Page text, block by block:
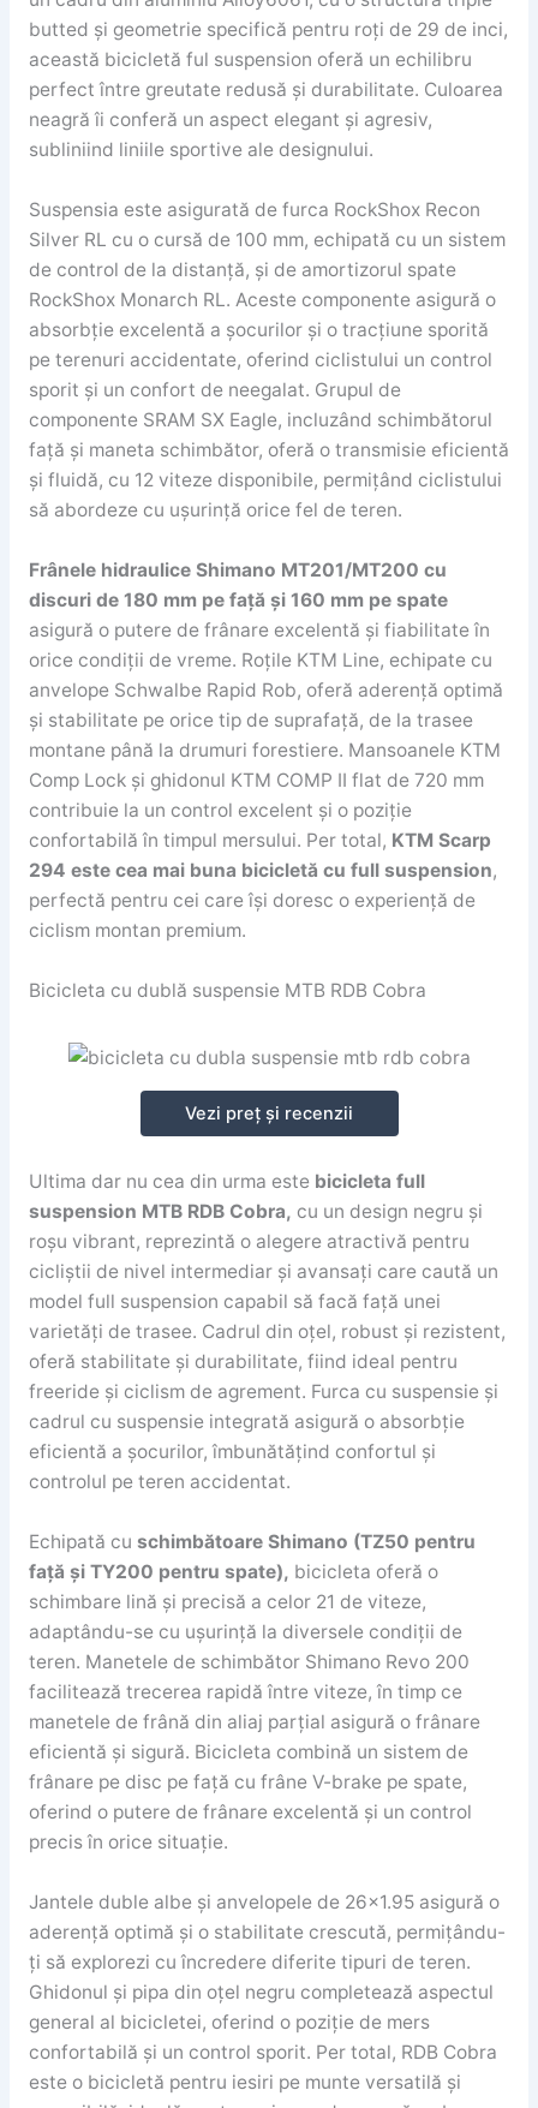
butted și geometrie specifică pentru roți de 29 de inci,
această bicicletă ful suspension oferă un echilibru
perfect între greutate redusă și durabilitate. Culoarea
neagră îi conferă un aspect elegant și agresiv,
subliniind liniile sportive ale designului.
Suspensia este asigurată de furca RockShox Recon
Silver RL cu o cursă de 100 mm, echipată cu un sistem
de control de la distanță, și de amortizorul spate
RockShox Monarch RL. Aceste componente asigură o
absorbție excelentă a șocurilor și o tracțiune sporită
pe terenuri accidentate, oferind ciclistului un control
sporit și un confort de neegalat. Grupul de
componente SRAM SX Eagle, incluzând schimbătorul
față și maneta schimbător, oferă o transmisie eficientă
și fluidă, cu 12 viteze disponibile, permițând ciclistului
să abordeze cu ușurință orice fel de teren.
Frânele hidraulice Shimano MT201/MT200 cu
discuri de 180 mm pe față și 160 mm pe spate
asigură o putere de frânare excelentă și fiabilitate în
orice condiții de vreme. Roțile KTM Line, echipate cu
anvelope Schwalbe Rapid Rob, oferă aderență optimă
și stabilitate pe orice tip de suprafață, de la trasee
montane până la drumuri forestiere. Mansoanele KTM
Comp Lock și ghidonul KTM COMP II flat de 720 mm
contribuie la un control excelent și o poziție
confortabilă în timpul mersului. Per total, KTM Scarp
294 este cea mai buna bicicletă cu full suspension,
perfectă pentru cei care își doresc o experiență de
ciclism montan premium.
Bicicleta cu dublă suspensie MTB RDB Cobra
Vezi preț și recenzii
Ultima dar nu cea din urma este bicicleta full
suspension MTB RDB Cobra, cu un design negru și
roșu vibrant, reprezintă o alegere atractivă pentru
cicliștii de nivel intermediar și avansați care caută un
model full suspension capabil să facă față unei
varietăți de trasee. Cadrul din oțel, robust și rezistent,
oferă stabilitate și durabilitate, fiind ideal pentru
freeride și ciclism de agrement. Furca cu suspensie și
cadrul cu suspensie integrată asigură o absorbție
eficientă a șocurilor, îmbunătățind confortul și
controlul pe teren accidentat.
Echipată cu schimbătoare Shimano (TZ50 pentru
față și TY200 pentru spate), bicicleta oferă o
schimbare lină și precisă a celor 21 de viteze,
adaptându-se cu ușurință la diversele condiții de
teren. Manetele de schimbător Shimano Revo 200
facilitează trecerea rapidă între viteze, în timp ce
manetele de frână din aliaj parțial asigură o frânare
eficientă și sigură. Bicicleta combină un sistem de
frânare pe disc pe față cu frâne V-brake pe spate,
oferind o putere de frânare excelentă și un control
precis în orice situație.
Jantele duble albe și anvelopele de 26×1.95 asigură o
aderență optimă și o stabilitate crescută, permițându-
ți să explorezi cu încredere diferite tipuri de teren.
Ghidonul și pipa din oțel negru completează aspectul
general al bicicletei, oferind o poziție de mers
confortabilă și un control sporit. Per total, RDB Cobra
este o bicicletă pentru iesiri pe munte versatilă și